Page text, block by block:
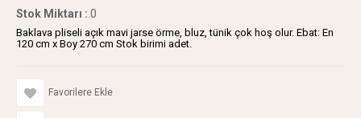
Stok Miktarı : 0
Baklava pliseli açık mavi jarse örme, bluz, tünik çok hoş olur. Ebat: En
120 cm x Boy 270 cm Stok birimi adet.
Favorilere Ekle